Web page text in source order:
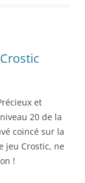
et
20 de la
coincé sur la
jeu Crostic, ne
!